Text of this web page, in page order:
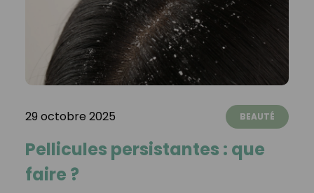
29 octobre 2025 BEAUTÉ
Pellicules persistantes : que
faire ?